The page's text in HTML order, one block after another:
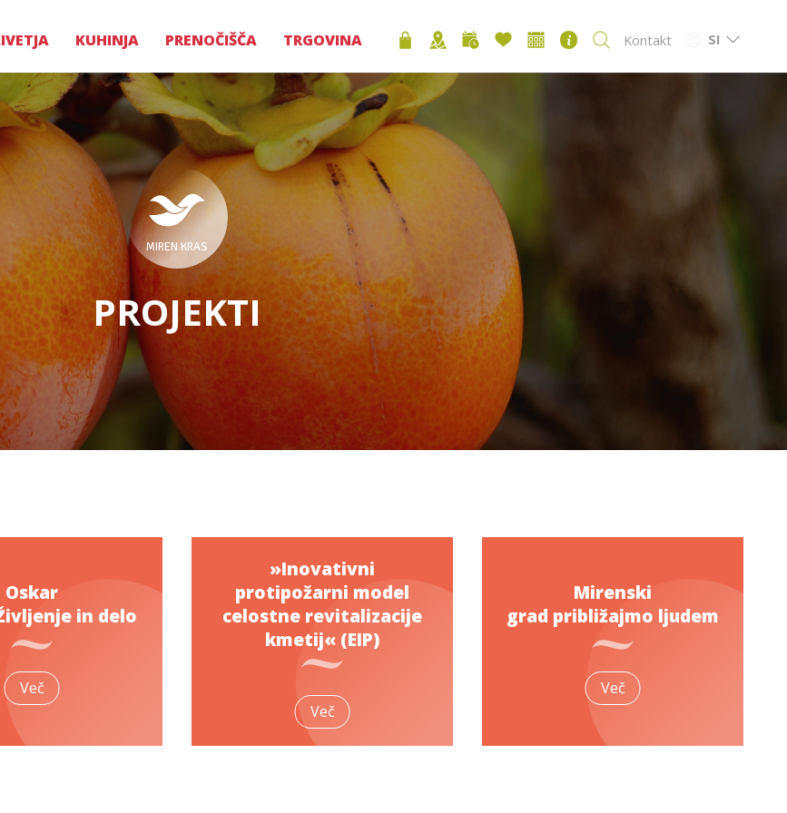
KUHINJA PRENOČIŠČA TRGOVINA Kontakt SI
MIREN KRAS
PROJEKTI
Oskar
in delo
Več
»Inovativni
protipožarni model
celostne revitalizacije
kmetij« (EIP)
Več
Mirenski
grad približajmo ljudem
Več